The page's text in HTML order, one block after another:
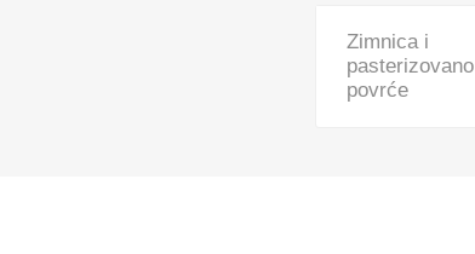
Kancelarijski i školski pribor
Zimnica i
pasterizovano
povrće